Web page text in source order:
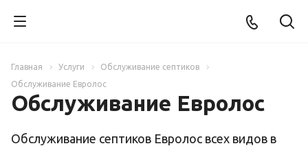
Главная Услуги
Обслуживание септиков
Обслуживание Евролос
Обслуживание Евролос
Обслуживание септиков Евролос всех видов в